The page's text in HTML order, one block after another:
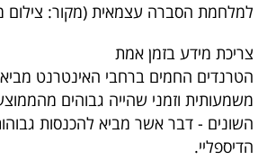
למלחמת הסברה עצמאית (מקור: צילום
צריכת מידע בזמן אמת
הטרנדים החמים ברחבי האינטרנט
משמעותית וזמני שהייה גבוהים
השונים - דבר אשר מביא להכנסות
הדיספליי.